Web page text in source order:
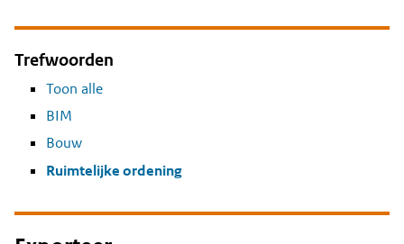
Trefwoorden
Toon alle
BIM
Bouw
Ruimtelijke ordening